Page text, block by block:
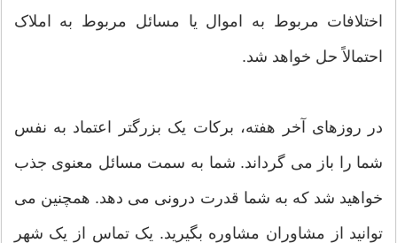
اختلافات مربوط به اموال یا مسائل مربوط به املاک
احتمالاً حل خواهد شد.
در روزهای آخر هفته، برکات یک بزرگتر اعتماد به نفس
شما را باز می گرداند. شما به سمت مسائل معنوی جذب
خواهید شد که به شما قدرت درونی می دهد. همچنین می
توانید از مشاوران مشاوره بگیرید. یک تماس از یک شهر